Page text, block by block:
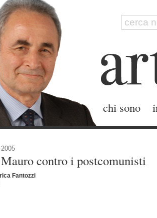
chi sono
contro i postcomunisti
Fantozzi